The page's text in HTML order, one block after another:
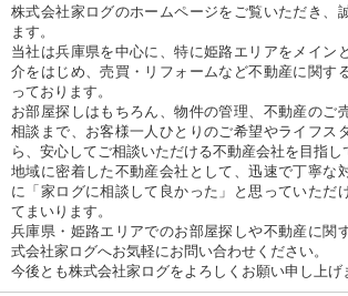
株式会社家ログのホームページをご覧いただき、
ます。
当社は兵庫県を中心に、特に姫路エリアをメイン
介をはじめ、売買・リフォームなど不動産に関す
っております。
お部屋探しはもちろん、物件の管理、不動産のご
相談まで、お客様一人ひとりのご希望やライフス
ら、安心してご相談いただける不動産会社を目指し
地域に密着した不動産会社として、迅速で丁寧な
に「家ログに相談して良かった」と思っていただ
てまいります。
兵庫県・姫路エリアでのお部屋探しや不動産に関
式会社家ログへお気軽にお問い合わせください。
今後とも株式会社家ログをよろしくお願い申し上げ